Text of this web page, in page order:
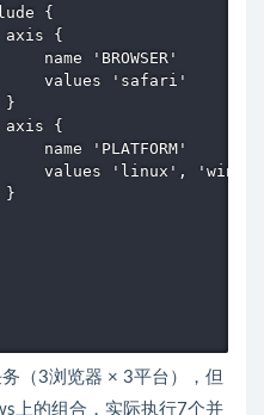
{
{
name 'BROWSER'
values 'safari'
}
{
name 'PLATFORM'
values 'linux',
}
（3浏览器 × 3平台），但
上的组合，实际执行7个并